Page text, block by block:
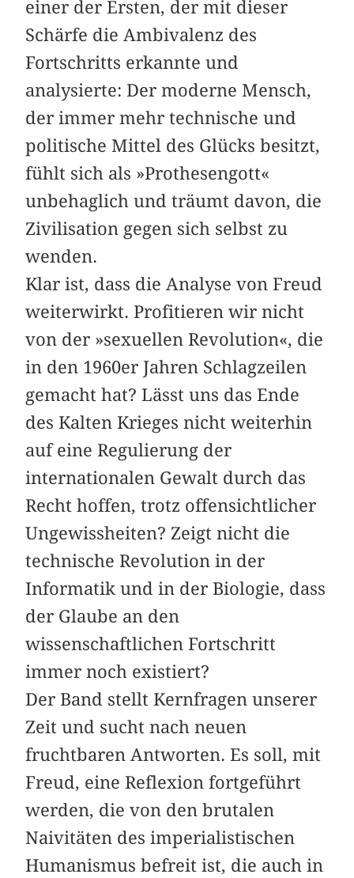
einer der Ersten, der mit dieser
Schärfe die Ambivalenz des
Fortschritts erkannte und
analysierte: Der moderne Mensch,
der immer mehr technische und
politische Mittel des Glücks besitzt,
fühlt sich als »Prothesengott«
unbehaglich und träumt davon, die
Zivilisation gegen sich selbst zu
wenden.
Klar ist, dass die Analyse von Freud
weiterwirkt. Profitieren wir nicht
von der »sexuellen Revolution«, die
in den 1960er Jahren Schlagzeilen
gemacht hat? Lässt uns das Ende
des Kalten Krieges nicht weiterhin
auf eine Regulierung der
internationalen Gewalt durch das
Recht hoffen, trotz offensichtlicher
Ungewissheiten? Zeigt nicht die
technische Revolution in der
Informatik und in der Biologie, dass
der Glaube an den
wissenschaftlichen Fortschritt
immer noch existiert?
Der Band stellt Kernfragen unserer
Zeit und sucht nach neuen
fruchtbaren Antworten. Es soll, mit
Freud, eine Reflexion fortgeführt
werden, die von den brutalen
Naivitäten des imperialistischen
Humanismus befreit ist, die auch in